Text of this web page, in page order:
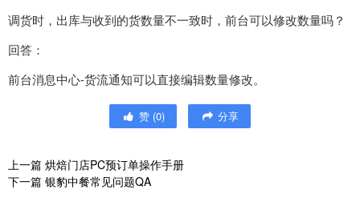
调货时，出库与收到的货数量不一致时，前台可以修改数量吗？
回答：
前台消息中心-货流通知可以直接编辑数量修改。
赞 (0) 分享
上一篇 烘焙门店PC预订单操作手册
下一篇 银豹中餐常见问题QA